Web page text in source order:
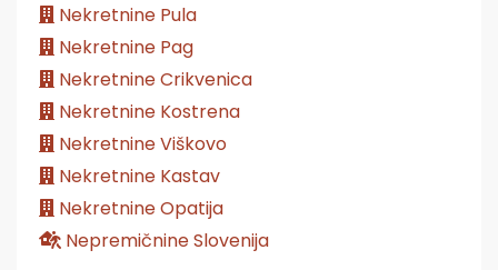
Nekretnine Pula
Nekretnine Pag
Nekretnine Crikvenica
Nekretnine Kostrena
Nekretnine Viškovo
Nekretnine Kastav
Nekretnine Opatija
Nepremičnine Slovenija